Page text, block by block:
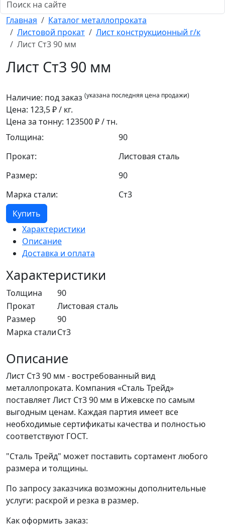
Главная
Каталог металлопроката
Листовой прокат
Лист конструкционный г/к
Лист Ст3 90 мм
Лист Ст3 90 мм
Наличие: под заказ (указана последняя цена продажи)
Цена: 123,5₽ / кг.
Цена за тонну: 123500₽ / тн.
Толщина:
90
Прокат:
Листовая сталь
Размер:
90
Марка стали:
Ст3
Купить
Характеристики
Описание
Доставка и оплата
Характеристики
Толщина
90
Прокат
Листовая сталь
Размер
90
Марка сталиСт3
Описание
Лист Ст3 90 мм - востребованный вид
металлопроката. Компания «Сталь Трейд»
поставляет Лист Ст3 90 мм в Ижевске по самым
выгодным ценам. Каждая партия имеет все
необходимые сертификаты качества и полностью
соответствуют ГОСТ.
"Сталь Трейд" может поставить сортамент любого
размера и толщины.
По запросу заказчика возможны дополнительные
услуги: раскрой и резка в размер.
Как оформить заказ: